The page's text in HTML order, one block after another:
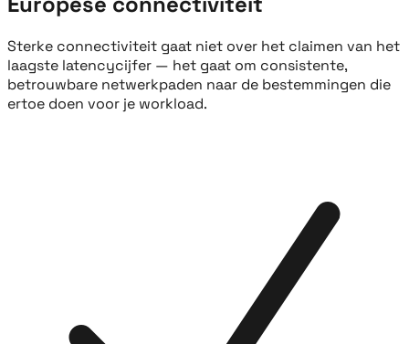
Sterke connectiviteit gaat niet over het claimen van het
laagste latencycijfer — het gaat om consistente,
betrouwbare netwerkpaden naar de bestemmingen die
ertoe doen voor je workload.